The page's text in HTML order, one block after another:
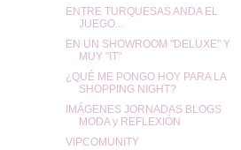
ENTRE TURQUESAS ANDA EL
JUEGO...
EN UN SHOWROOM "DELUXE" Y
MUY "IT"
¿QUÉ ME PONGO HOY PARA LA
SHOPPING NIGHT?
IMÁGENES JORNADAS BLOGS
MODA y REFLEXIÓN
VIPCOMUNITY